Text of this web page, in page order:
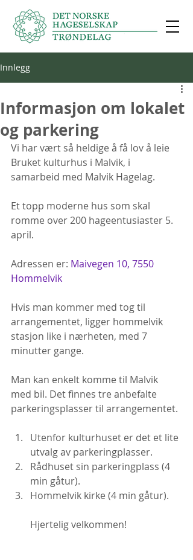
Innlegg
Informasjon om lokalet
og parkering
Vi har vært så heldige å få lov å leie
Bruket kulturhus i Malvik, i
samarbeid med Malvik Hagelag.
Et topp moderne hus som skal
romme over 200 hageentusiaster 5.
april.
Adressen er: Maivegen 10, 7550
Hommelvik
Hvis man kommer med tog til
arrangementet, ligger hommelvik
stasjon like i nærheten, med 7
minutter gange.
Man kan enkelt komme til Malvik
med bil. Det finnes tre anbefalte
parkeringsplasser til arrangementet.
Utenfor kulturhuset er det et lite
utvalg av parkeringplasser.
Rådhuset sin parkeringplass (4
min gåtur).
Hommelvik kirke (4 min gåtur).
Hjertelig velkommen!